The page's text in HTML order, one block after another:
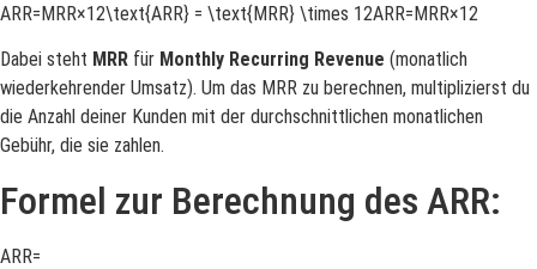
ARR=MRR×12\text{ARR} = \text{MRR} \times 12ARR=MRR×12
Dabei steht MRR für Monthly Recurring Revenue (monatlich
wiederkehrender Umsatz). Um das MRR zu berechnen, multiplizierst du
die Anzahl deiner Kunden mit der durchschnittlichen monatlichen
Gebühr, die sie zahlen.
Formel zur Berechnung des ARR:
ARR=